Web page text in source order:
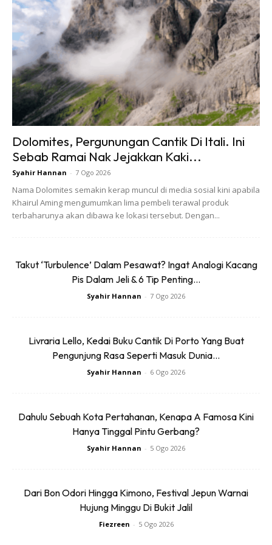
yang disediakan.
6. Jam 2 pagi dah perlu bersiap-siap dan sarapan di Café.
Wajib makan untuk tenaga. Selesai taklimat dan bacaan
doa tepat jam 2.30 kumpulan pertama akan dilepaskan.
7. Mesti mendaki slow-slow dan jangan gopoh itu petuanya.
Ingat situasinya, udara sangat sejuk, jalan licin, gelap hanya
dengan bantuan headlamp, dan hanya terdapat beberapa
Taklimat oleh malim gunung
Dolomites, Pergunungan Cantik Di Itali. Ini
Sebab Ramai Nak Jejakkan Kaki...
Syahir Hannan - 7 Ogo 2026
Nama Dolomites semakin kerap muncul di media sosial kini apabila
Khairul Aming mengumumkan lima pembeli terawal produk
terbaharunya akan dibawa ke lokasi tersebut. Dengan...
Takut ‘Turbulence’ Dalam Pesawat? Ingat Analogi Kacang
Pis Dalam Jeli & 6 Tip Penting...
Syahir Hannan - 7 Ogo 2026
Livraria Lello, Kedai Buku Cantik Di Porto Yang Buat
Pengunjung Rasa Seperti Masuk Dunia...
Syahir Hannan - 6 Ogo 2026
Dahulu Sebuah Kota Pertahanan, Kenapa A Famosa Kini
Hanya Tinggal Pintu Gerbang?
Syahir Hannan - 5 Ogo 2026
Dari Bon Odori Hingga Kimono, Festival Jepun Warnai
Hujung Minggu Di Bukit Jalil
Fiezreen - 5 Ogo 2026